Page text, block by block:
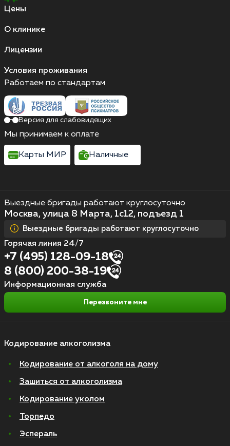
Цены
О клинике
Лицензии
Условия проживания
Кодирование алкоголизма
Кодирование от алкоголя на дому
Зашиться от алкоголизма
Кодирование уколом
Торпедо
Эспераль
Выездные бригады работают круглосуточно
Москва, улица 8 Марта, 1с12, подъезд 1
Выездные бригады работают круглосуточно
Горячая линия 24/7
+7 (495) 128-09-18
8 (800) 200-38-19
Информационная служба
Перезвоните мне
Работаем по стандартам
Версия для слабовидящих
Мы принимаем к оплате
Карты МИР Наличные